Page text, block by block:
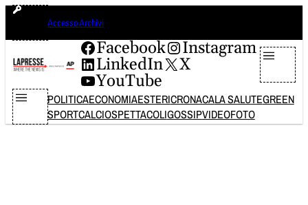
Vai
contenuto
Accesso Archivi
Facebook
Instagram
LinkedIn
X
YouTube
POLITICAECONOMIAESTERICRONACALA SALUTEGREEN
SPORTCALCIOSPETTACOLIGOSSIPVIDEOFOTO